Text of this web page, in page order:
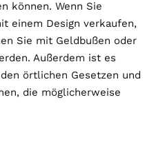
können. Wenn Sie
einem Design verkaufen,
Sie mit Geldbußen oder
Außerdem ist es
örtlichen Gesetzen und
die möglicherweise